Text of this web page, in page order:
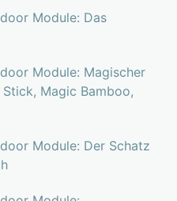
Module: Das
Module: Magischer
Magic Bamboo,
Module: Der Schatz